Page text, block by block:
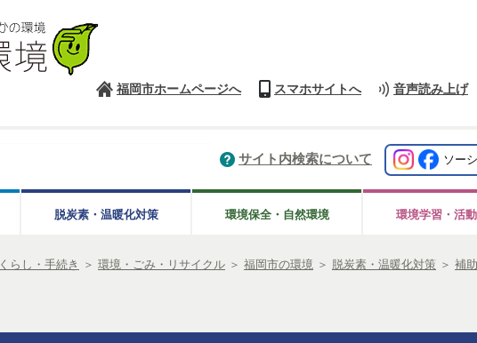
福岡市ホームページへ スマホサイトへ 音声読み上げ
ソー
サイト内検索について
脱炭素・温暖化対策 環境保全・自然環境 環境学習・活
くらし・手続き ＞ 環境・ごみ・リサイクル ＞ 福岡市の環境 ＞ 脱炭素・温暖化対策 ＞ 補